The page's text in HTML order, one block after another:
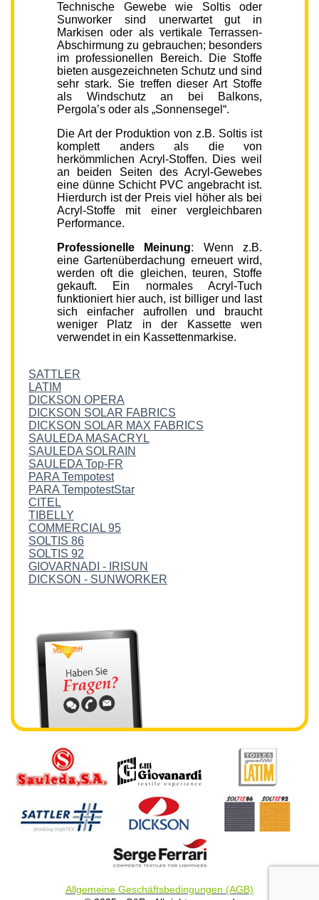
Technische Gewebe wie Soltis oder
Sunworker sind unerwartet gut in
Markisen oder als vertikale Terrassen-
Abschirmung zu gebrauchen; besonders
im professionellen Bereich. Die Stoffe
bieten ausgezeichneten Schutz und sind
sehr stark. Sie treffen dieser Art Stoffe
als Windschutz an bei Balkons,
Pergola’s oder als „Sonnensegel“.
Die Art der Produktion von z.B. Soltis ist
komplett anders als die von
herkömmlichen Acryl-Stoffen. Dies weil
an beiden Seiten des Acryl-Gewebes
eine dünne Schicht PVC angebracht ist.
Hierdurch ist der Preis viel höher als bei
Acryl-Stoffe mit einer vergleichbaren
Performance.
Professionelle Meinung: Wenn z.B.
eine Gartenüberdachung erneuert wird,
werden oft die gleichen, teuren, Stoffe
gekauft. Ein normales Acryl-Tuch
funktioniert hier auch, ist billiger und last
sich einfacher aufrollen und braucht
weniger Platz in der Kassette wen
verwendet in ein Kassettenmarkise.
SATTLER
LATIM
DICKSON OPERA
DICKSON SOLAR FABRICS
DICKSON SOLAR MAX FABRICS
SAULEDA MASACRYL
SAULEDA SOLRAIN
SAULEDA Top-FR
PARA Tempotest
PARA TempotestStar
CITEL
TIBELLY
COMMERCIAL 95
SOLTIS 86
SOLTIS 92
GIOVARNADI - IRISUN
DICKSON - SUNWORKER
Allgemeine Geschäftsbedingungen (AGB)